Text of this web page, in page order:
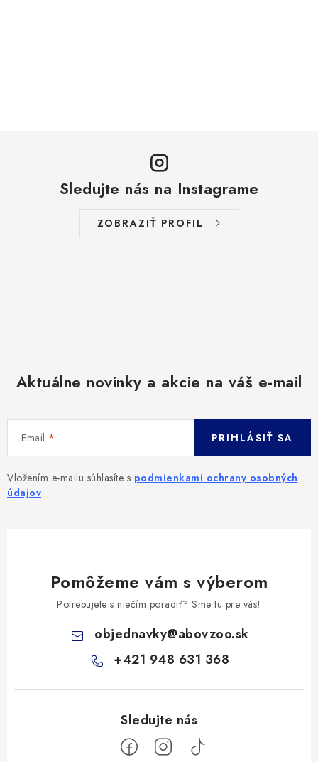
Sledujte nás na Instagrame
ZOBRAZIŤ PROFIL
Aktuálne novinky a akcie na váš e-mail
Email
Vložením e-mailu súhlasíte s podmienkami ochrany osobných
údajov
PRIHLÁSIŤ SA
Pomôžeme vám s výberom
Potrebujete s niečím poradiť? Sme tu pre vás!
objednavky@abovzoo.sk
+421 948 631 368